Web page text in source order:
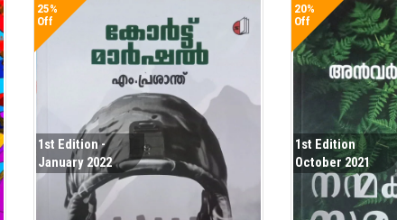
25%
Off
1st Edition -
January 2022
20%
Off
1st Edition
October 2021